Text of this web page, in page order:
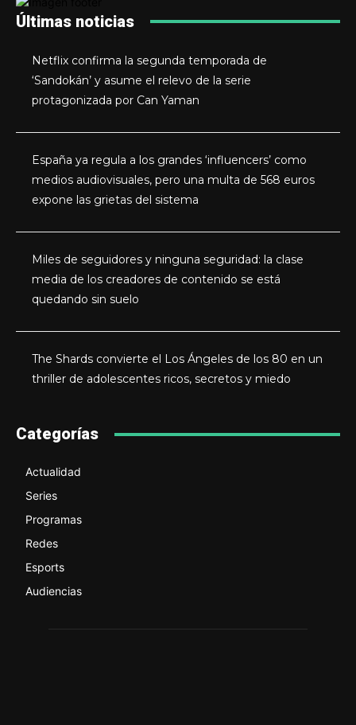
Últimas noticias
Netflix confirma la segunda temporada de
‘Sandokán’ y asume el relevo de la serie
protagonizada por Can Yaman
España ya regula a los grandes ‘influencers’ como
medios audiovisuales, pero una multa de 568 euros
expone las grietas del sistema
Miles de seguidores y ninguna seguridad: la clase
media de los creadores de contenido se está
quedando sin suelo
The Shards convierte el Los Ángeles de los 80 en un
thriller de adolescentes ricos, secretos y miedo
Categorías
Actualidad
Series
Programas
Redes
Esports
Audiencias